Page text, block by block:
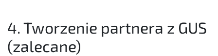
4. Tworzenie partnera z GUS
(zalecane)